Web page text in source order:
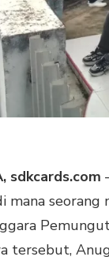
sdkcards.com
mana
tersebut,